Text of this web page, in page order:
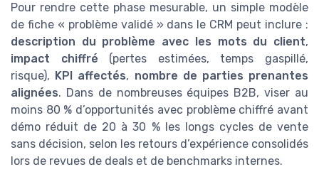
Pour rendre cette phase mesurable, un simple modèle
de fiche « problème validé » dans le CRM peut inclure :
description du problème avec les mots du client,
impact chiffré (pertes estimées, temps gaspillé,
risque), KPI affectés, nombre de parties prenantes
alignées. Dans de nombreuses équipes B2B, viser au
moins 80 % d’opportunités avec problème chiffré avant
démo réduit de 20 à 30 % les longs cycles de vente
sans décision, selon les retours d’expérience consolidés
lors de revues de deals et de benchmarks internes.